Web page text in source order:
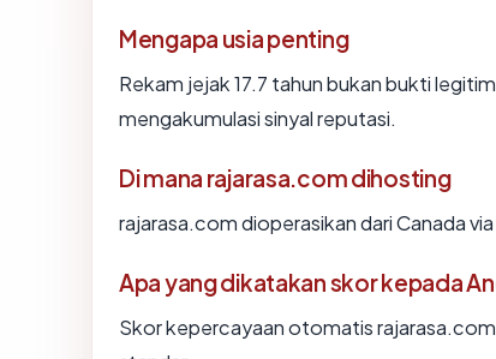
Mengapa usia penting
Rekam jejak 17.7 tahun bukan bukti
mengakumulasi sinyal reputasi.
Di mana rajarasa.com dihosting
rajarasa.com dioperasikan dari Canada
Apa yang dikatakan skor kepada
Skor kepercayaan otomatis